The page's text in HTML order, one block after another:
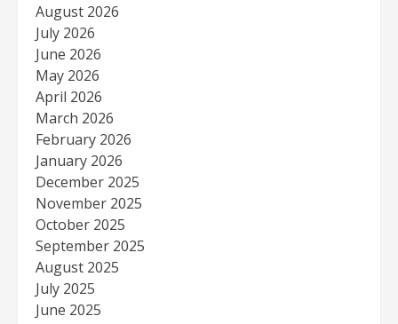
August 2026
July 2026
June 2026
May 2026
April 2026
March 2026
February 2026
January 2026
December 2025
November 2025
October 2025
September 2025
August 2025
July 2025
June 2025